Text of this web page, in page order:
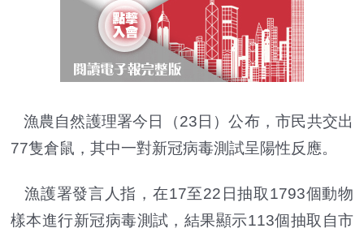
漁農自然護理署今日（23日）公布，市民共交出
77隻倉鼠，其中一對新冠病毒測試呈陽性反應。
漁護署發言人指，在17至22日抽取1793個動物
樣本進行新冠病毒測試，結果顯示113個抽取自市